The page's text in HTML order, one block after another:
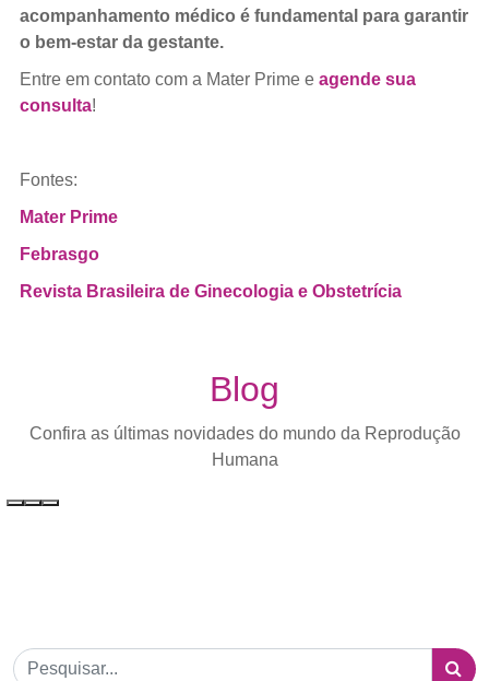
acompanhamento médico é fundamental para garantir
o bem-estar da gestante.
Entre em contato com a Mater Prime e agende sua
consulta!
Fontes:
Mater Prime
Febrasgo
Revista Brasileira de Ginecologia e Obstetrícia
Blog
Confira as últimas novidades do mundo da Reprodução
Humana